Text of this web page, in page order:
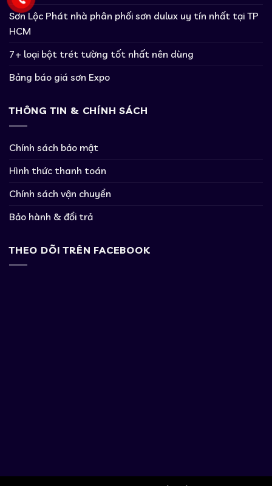
Sơn Lộc Phát nhà phân phối sơn dulux uy tín nhất tại TP
HCM
7+ loại bột trét tường tốt nhất nên dùng
Bảng báo giá sơn Expo
THÔNG TIN & CHÍNH SÁCH
Chính sách bảo mật
Hình thức thanh toán
Chính sách vận chuyển
Bảo hành & đổi trả
THEO DÕI TRÊN FACEBOOK